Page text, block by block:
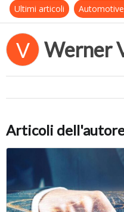
Ultimi articoli
V Werner
Articoli